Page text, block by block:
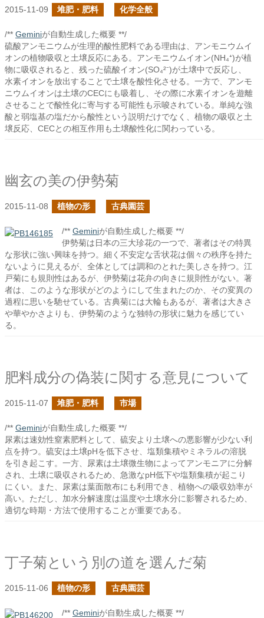
2015-11-09 堆肥・肥料 化学全般
/** Geminiが自動生成した概要 **/
硫酸アンモニウムが生理的酸性肥料である理由は、アンモニウムイ
オンの植物吸収と土壌反応にある。アンモニウムイオン(NH₄⁺)が植
物に吸収されると、残った硫酸イオン(SO₄²⁻)が土壌中で反応し、
水素イオンを放出することで土壌を酸性化させる。一方で、アンモ
ニウムイオンは土壌のCECにも吸着し、その際に水素イオンを遊離
させることで酸性化に寄与する可能性も示唆されている。単純な強
酸と弱塩基の塩だから酸性という説明だけでなく、植物の吸収と土
壌反応、CECとの相互作用も土壌酸性化に関わっている。
幽玄の美の伊勢菊
2015-11-08 植物の形 古典園芸
/** Geminiが自動生成した概要 **/
伊勢菊は日本の三大珍花の一つで、著者はその特異
な形状に強い興味を持つ。細く不安定な舌状花は個々の秩序を持た
ないように見えるが、全体としては調和のとれた美しさを持つ。江
戸菊にも規則性はあるが、伊勢菊は花弁の向きに規則性がない。著
者は、このような形状がどのようにして生まれたのか、その変異の
過程に思いを馳せている。古典菊には大輪もあるが、著者は大きさ
や華やかさよりも、伊勢菊のような独特の形状に魅力を感じてい
る。
肥料成分の偽装に関する意見について
2015-11-07 堆肥・肥料 市場
/** Geminiが自動生成した概要 **/
尿素は速効性窒素肥料として、硫安より土壌への悪影響が少ない利
点を持つ。硫安は土壌pHを低下させ、塩類集積やミネラルの溶脱
を引き起こす。一方、尿素は土壌微生物によってアンモニアに分解
され、土壌に吸収されるため、急激なpH低下や塩類集積が起こり
にくい。また、尿素は葉面散布にも利用でき、植物への吸収効率が
高い。ただし、加水分解速度は温度や土壌水分に影響されるため、
適切な時期・方法で使用することが重要である。
丁子菊という別の道を選んだ菊
2015-11-06 植物の形 古典園芸
/** Geminiが自動生成した概要 **/